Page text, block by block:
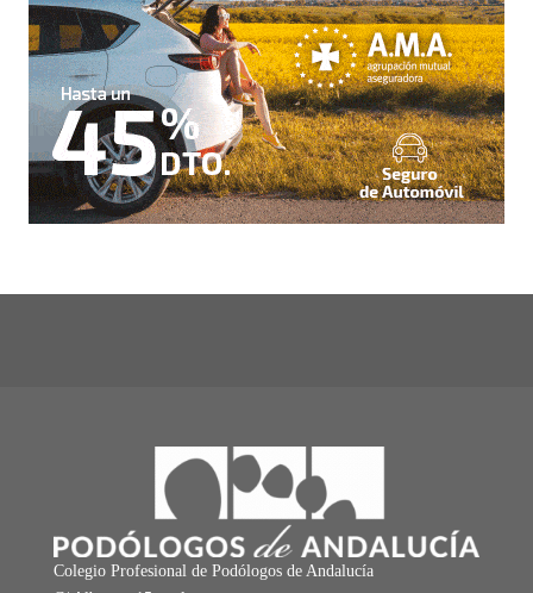
Colegio Profesional de Podólogos de Andalucía